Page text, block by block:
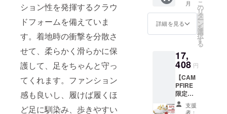
ション性を発揮するクラウ
ドフォームを備えていま
す。着地時の衝撃を分散さ
せて、柔らかく滑らかに保
護して、足をちゃんと守っ
てくれます。ファンション
感も良いし、履けば履くほ
ど足に馴染み、歩きやすい
ます。
※商品の
仕様、
ては一
部変更
になる
可能性
もござ
いま
す。ご
了承く
す。
※2020
年10月
上旬に
お届け
定です
が、生
産、配
送状況
により
遅れる
可能性
もござ
月
詳細を見る
こ
の
リ
タ
ー
ン
を
選
択
す
る
17,
408 円
【CAM
PFIRE
限定
32％OF
F】 ス
支援
者：